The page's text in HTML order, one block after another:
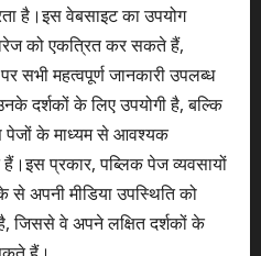
है।इस वेबसाइट का उपयोग
को एकत्रित कर सकते हैं,
सभी महत्वपूर्ण जानकारी उपलब्ध
दर्शकों के लिए उपयोगी है, बल्कि
पेजों के माध्यम से आवश्यक
प्रकार, पब्लिक पेज व्यवसायों
अपनी मीडिया उपस्थिति को
जिससे वे अपने लक्षित दर्शकों के